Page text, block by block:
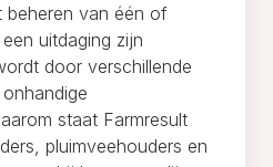
beheren van één of
uitdaging zijn
door verschillende
staat Farmresult
pluimveehouders en